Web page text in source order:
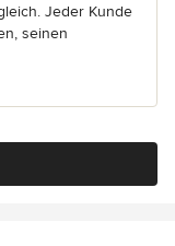
Jeder Kunde
seinen